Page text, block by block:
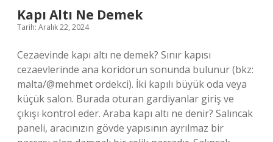
Kapı Altı Ne Demek
Tarih: Aralık 22, 2024
Cezaevinde kapı altı ne demek? Sınır kapısı
cezaevlerinde ana koridorun sonunda bulunur (bkz:
malta/@mehmet ordekci). İki kapılı büyük oda veya
küçük salon. Burada oturan gardiyanlar giriş ve
çıkışı kontrol eder. Araba kapı altı ne denir? Salıncak
paneli, aracınızın gövde yapısının ayrılmaz bir